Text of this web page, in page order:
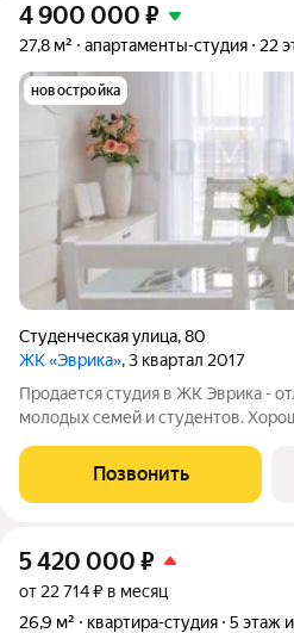
4 900 000 ₽
27,8 м² апартаменты-студия 22
новостройка
Студенческая улица,80
ЖК «Эврика», 3 квартал 2017
Продается студия в ЖК Эврика -
молодых семей и студентов.
государственной
Лестех, Гуманитарный Университет,
Позвонить
5 420 000 ₽
от 22 714 ₽ в месяц
26,9 м²
квартира-студия 5 этаж